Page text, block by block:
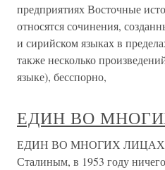
предприятиях Восточные
относятся сочинения,
и сирийском языках в
также несколько
языке), бесспорно,
ЕДИН ВО
ЕДИН ВО МНОГИХ ЛИЦАХ В
Сталиным, в 1953 году